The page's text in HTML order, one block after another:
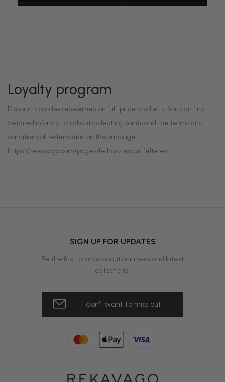
Loyalty program
Discounts can be redeemed on full-price products. You can find
detailed information about collecting points and the terms and
conditions of redemption on the subpage
https://rekavago.com/pages/felhasznalasi-feltelek.
SIGN UP FOR UPDATES
Be the first to know about our news and latest
collections.
I don't want to miss out!